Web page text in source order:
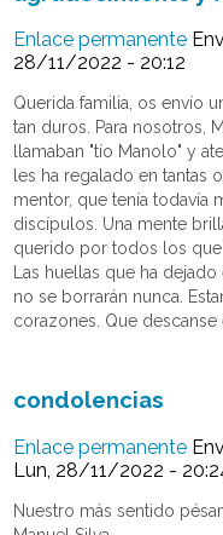
Enlace permanente
28/11/2022 - 20:12
Querida familia, os envío
tan duros. Para nosotros,
llamaban "tío Manolo" y
les ha regalado en tantas
mentor, que tenía todavía
discípulos. Una mente
querido por todos los
Las huellas que ha
no se borrarán nunca.
corazones. Que descanse
condolencias
Enlace permanente
Lun, 28/11/2022 -
Nuestro más sentido